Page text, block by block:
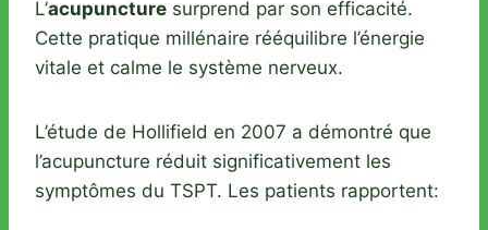
L’acupuncture surprend par son efficacité.
Cette pratique millénaire rééquilibre l’énergie
vitale et calme le système nerveux.
L’étude de Hollifield en 2007 a démontré que
l’acupuncture réduit significativement les
symptômes du TSPT. Les patients rapportent: